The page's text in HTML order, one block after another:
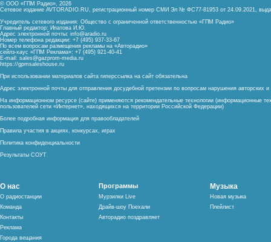
© ООО «ГПМ Радио», 2026
Сетевое издание AVTORADIO.RU, регистрационный номер СМИ Эл № ФС77-81953 от 24.09.2021,
Учредитель сетевого издания: Общество с ограниченной ответственностью «ГПМ Радио»
Главный редактор: Ипатова И.Ю.
Адрес электронной почты: info@aradio.ru
Номер телефона редакции: +7 (495) 937-33-67
По всем вопросам размещения рекламы на «Авторадио»
сейлз-хаус «ГПМ Реклама»: +7 (495) 921-40-41
E-mail: sales@gazprom-media.ru
https://gpmsaleshouse.ru
При использовании материалов сайта гиперссылка на сайт обязательна
Адрес электронной почты для отправления досудебной претензии по вопросам нарушения авторских
На информационном ресурсе (сайте) применяются рекомендательные технологии (информационные
пользователей сети «Интернет», находящихся на территории Российской Федерации)
Более подробная информация для правообладателей
Правила участия в акциях, конкурсах, играх
Политика конфиденциальности
Результаты СОУТ
О нас
О радиостанции
Команда
Контакты
Реклама
Города вещания
Программы
Мурзилки Live
Драйв-шоу Поехали
Авторадио поздравляет
Музыка
Новая музыка
Плейлист